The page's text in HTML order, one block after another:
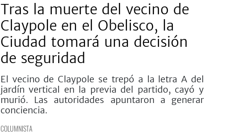
Tras la muerte del vecino de
Claypole en el Obelisco, la
Ciudad tomará una decisión
de seguridad
El vecino de Claypole se trepó a la letra A del
jardín vertical en la previa del partido, cayó y
murió. Las autoridades apuntaron a generar
conciencia.
COLUMNISTA